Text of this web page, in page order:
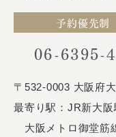
予約優先制
06-6395-
〒532-0003 大阪府
最寄り駅：JR新大
大阪メトロ御堂筋